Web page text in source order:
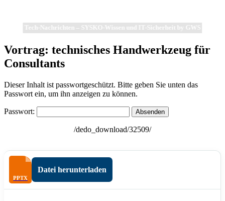
Tech-Nachrichten – SYSKO-Wissen und IT-Sicherheit by GWS
Vortrag: technisches Handwerkzeug für
Consultants
Dieser Inhalt ist passwortgeschützt. Bitte geben Sie unten das
Passwort ein, um ihn anzeigen zu können.
Passwort:
/dedo_download/32509/
Datei herunterladen